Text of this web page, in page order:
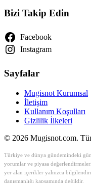
Bizi Takip Edin
Facebook
Instagram
Sayfalar
Mugisnot Kurumsal
İletişim
Kullanım Koşulları
Gizlilik İlkeleri
© 2026 Mugisnot.com.
Türkiye ve dünya gündemindeki
yorumlar ve piyasa
yer alan içerikler yalnızca
danışmanlığı kapsamında değildir.